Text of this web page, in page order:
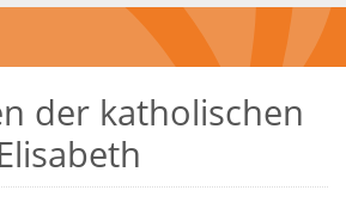
der katholischen